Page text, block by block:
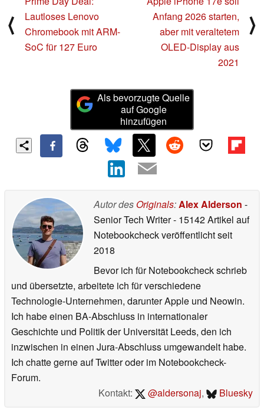
Diesen Artikel kommentieren / Antworten
Ältere News
Prime Day Deal:
SoC für 127 Euro
Neuere News
Apple iPhone 17e soll
Anfang 2026 starten,
OLED-Display aus
Als bevorzugte Quelle
auf Google
hinzufügen
Autor des
Senior Tech Writer- 15142 Artikel auf
Notebookcheck veröffentlicht
2018
Bevor ich für Notebookcheck schrieb
und übersetzte, arbeitete ich für verschiedene
Technologie-Unternehmen, darunter Apple und Neowin.
Ich habe einen BA-Abschluss in internationaler
Geschichte und Politik der Universität Leeds, den ich
inzwischen in einen Jura-Abschluss umgewandelt habe.